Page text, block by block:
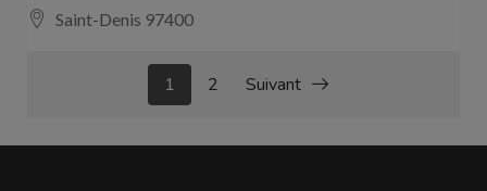
Saint-Denis 97400
1 2 Suivant